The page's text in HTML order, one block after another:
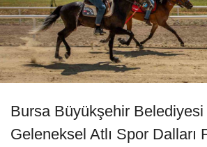
Bursa Büyükşehir
Geleneksel Atlı Spor Dalları